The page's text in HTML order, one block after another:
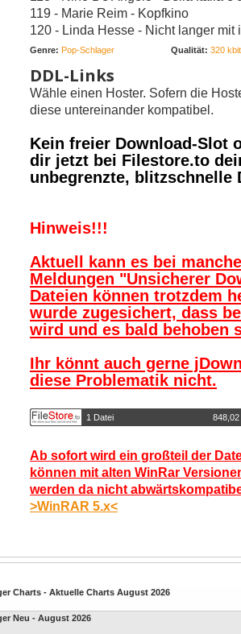
119 - Marie Reim - Kopfkino
120 - Linda Hesse - Nicht langer mit
Genre: Pop-Schlager Qualität: 320
DDL-Links
Wähle einen Hoster. Sofern die
diese untereinander kompatibel.
Kein freier Download-Slot
dir jetzt bei Filestore.to
unbegrenzte, blitzschnelle
Hinweis!!!
Aktuell kann es bei
Meldungen "Unsicherer
Dateien können trotzdem
wurde zugesichert, dass
wird und es bald behoben
Ihr könnt auch gerne
diese Problematik nicht.
1 Datei 848,02
Ab sofort wird ein großteil der
können mit alten WinRar
werden da nicht
>WinRAR 5.x<
Charts - Aktuelle Charts August 2026
Neu - August 2026